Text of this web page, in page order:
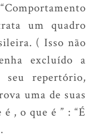
um quadro
( Isso não
excluído a
repertório,
uma de suas
, o que é ” : “É